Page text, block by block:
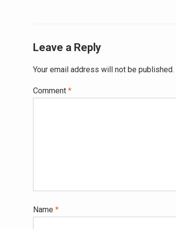
Leave a Reply
Your email address will not be published.
Comment *
Name *